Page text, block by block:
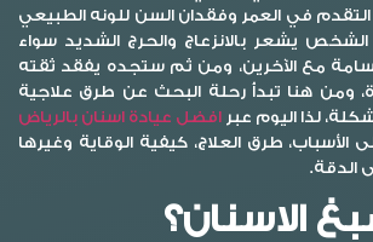
في العمر وفقدان السن للونه الطبيعي
الشخص يشعر بالانزعاج والحرج الشديد سواء
مع الآخرين، ومن ثم ستجده يفقد ثقته
ومن هنا تبدأ رحلة البحث عن طرق علاجية
لذا اليوم عبر افضل عيادة اسنان بالرياض
طرق العلاج، كيفية الوقاية وغيرها
الدقة.
الاسنان؟